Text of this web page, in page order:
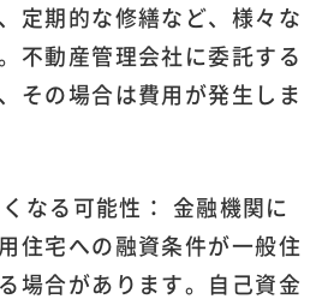
定期的な修繕など、様々な
不動産管理会社に委託する
その場合は費用が発生しま
なる可能性： 金融機関に
住宅への融資条件が一般住
場合があります。自己資金